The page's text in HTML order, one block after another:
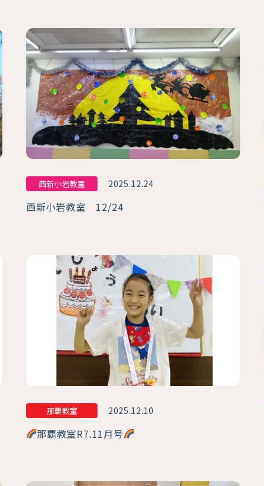
西新小岩教室 2025.12.24
西新小岩教室 12/24
那覇教室 2025.12.10
那覇教室R7.11月号